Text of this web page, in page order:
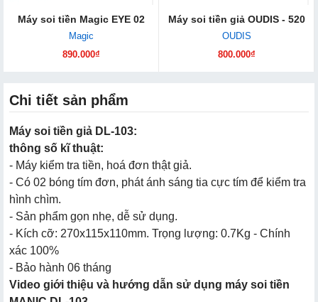
Máy soi tiền Magic EYE 02
Magic
890.000₫
Máy soi tiền giả OUDIS - 520
OUDIS
800.000₫
Chi tiết sản phẩm
Máy soi tiền giả DL-103:
thông số kĩ thuật:
- Máy kiểm tra tiền, hoá đơn thật giả.
- Có 02 bóng tím đơn, phát ánh sáng tia cực tím để kiểm tra
hình chìm.
- Sản phẩm gọn nhẹ, dễ sử dụng.
- Kích cỡ: 270x115x110mm. Trọng lượng: 0.7Kg - Chính
xác 100%
- Bảo hành 06 tháng
Video giới thiệu và hướng dẫn sử dụng máy soi tiền